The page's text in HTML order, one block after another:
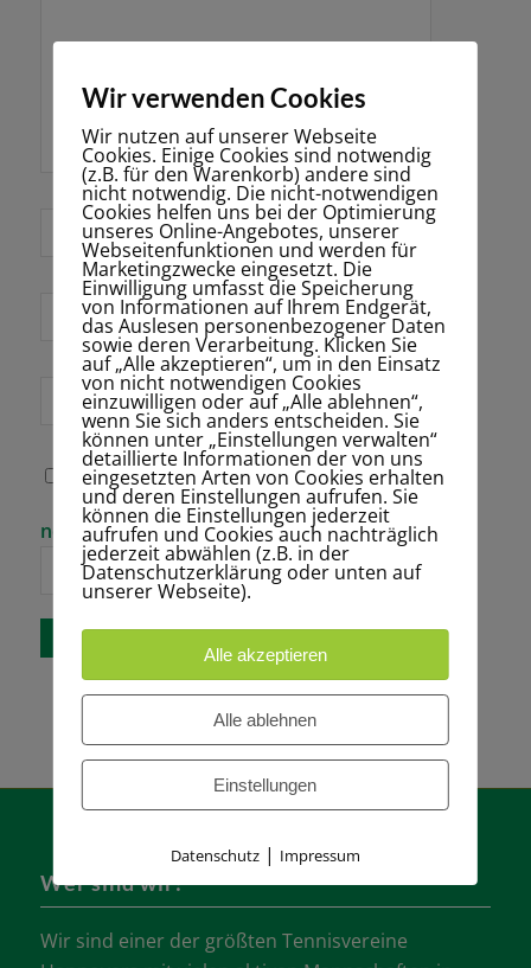
Name*
E-Mail-Adresse
*
Website
Name, E-Mail-
Adresse und
Website in
diesem Browser
für meinen
nächsten
Bitte gib eine
Antwort in
Ziffern ein:
neunzehn − 13 =
Wer sind wir?
Wir sind einer der größten Tennisvereine
Wir verwenden Cookies
Wir nutzen auf unserer Webseite
Cookies. Einige Cookies sind notwendig
(z.B. für den Warenkorb) andere sind
nicht notwendig. Die nicht-notwendigen
Cookies helfen uns bei der Optimierung
unseres Online-Angebotes, unserer
Webseitenfunktionen und werden für
Marketingzwecke eingesetzt. Die
Einwilligung umfasst die Speicherung
von Informationen auf Ihrem Endgerät,
das Auslesen personenbezogener Daten
sowie deren Verarbeitung. Klicken Sie
auf „Alle akzeptieren“, um in den Einsatz
von nicht notwendigen Cookies
einzuwilligen oder auf „Alle ablehnen“,
wenn Sie sich anders entscheiden. Sie
können unter „Einstellungen verwalten“
detaillierte Informationen der von uns
eingesetzten Arten von Cookies erhalten
und deren Einstellungen aufrufen. Sie
können die Einstellungen jederzeit
aufrufen und Cookies auch nachträglich
jederzeit abwählen (z.B. in der
Datenschutzerklärung oder unten auf
unserer Webseite).
Alle akzeptieren
Alle ablehnen
Einstellungen
Datenschutz| Impressum